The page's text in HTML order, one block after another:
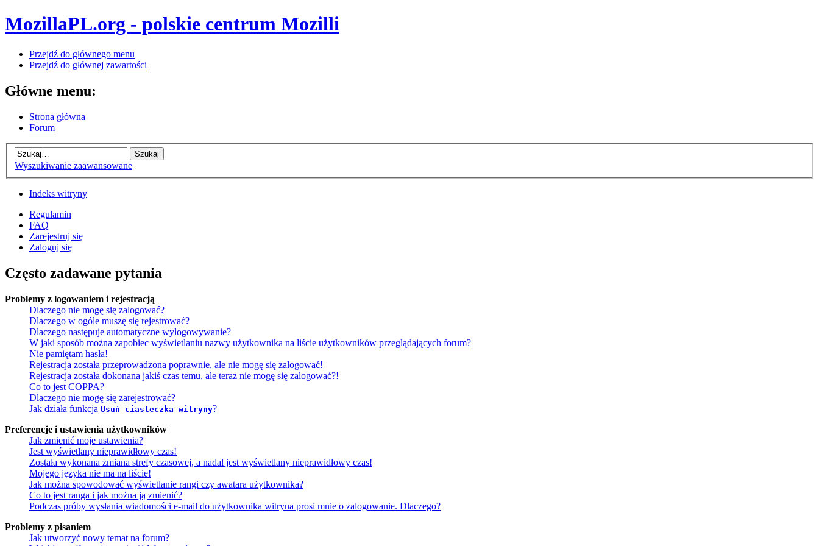
MozillaPL.org - polskie centrum Mozilli
Przejdź do głównego menu
Przejdź do głównej zawartości
Główne menu:
Strona główna
Forum
Wyszukiwanie zaawansowane
Indeks witryny
Regulamin
FAQ
Zarejestruj się
Zaloguj się
Często zadawane pytania
Problemy z logowaniem i rejestracją
Dlaczego nie mogę się zalogować?
Dlaczego w ogóle muszę się rejestrować?
Dlaczego następuje automatyczne wylogowywanie?
W jaki sposób można zapobiec wyświetlaniu nazwy użytkownika na liście użytkowników przeglądających forum?
Nie pamiętam hasła!
Rejestracja została przeprowadzona poprawnie, ale nie mogę się zalogować!
Rejestracja została dokonana jakiś czas temu, ale teraz nie mogę się zalogować?!
Co to jest COPPA?
Dlaczego nie mogę się zarejestrować?
Jak działa funkcja Usuń ciasteczka witryny?
Preferencje i ustawienia użytkowników
Jak zmienić moje ustawienia?
Jest wyświetlany nieprawidłowy czas!
Została wykonana zmiana strefy czasowej, a nadal jest wyświetlany nieprawidłowy czas!
Mojego języka nie ma na liście!
Jak można spowodować wyświetlanie rangi czy awatara użytkownika?
Co to jest ranga i jak można ją zmienić?
Podczas próby wysłania wiadomości e-mail do użytkownika witryna prosi mnie o zalogowanie. Dlaczego?
Problemy z pisaniem
Jak utworzyć nowy temat na forum?